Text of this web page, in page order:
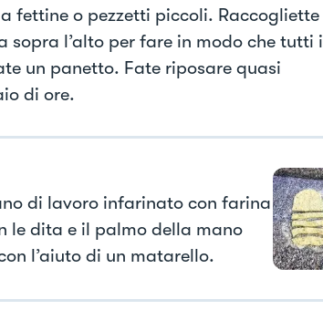
fettine o pezzetti piccoli. Raccogliette
sopra l’alto per fare in modo che tutti i
un panetto. Fate riposare quasi
di ore.
di lavoro infarinato con farina
le dita e il palmo della mano
l’aiuto di un matarello.